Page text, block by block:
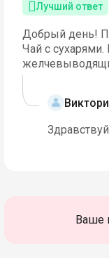
Лучший ответ
Добрый день!
Чай с
Ваше